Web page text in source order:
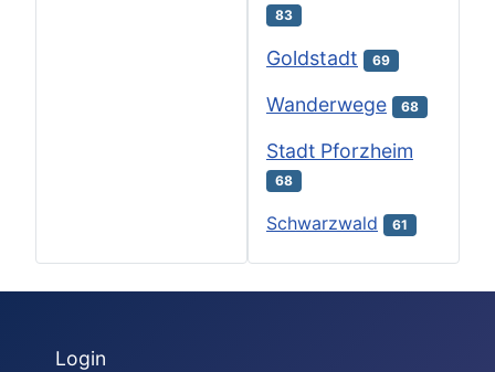
83
Goldstadt 69
Wanderwege 68
Stadt Pforzheim
68
Schwarzwald 61
Login